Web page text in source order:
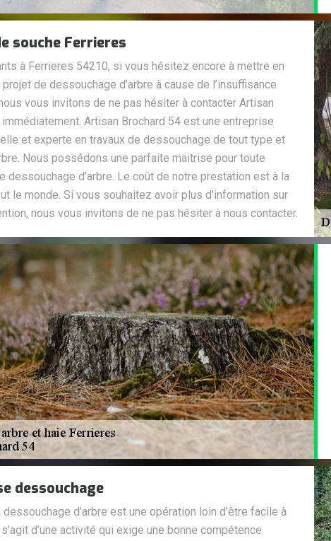
souche Ferrieres
à Ferrieres 54210, si vous hésitez encore à mettre en
de dessouchage d’arbre à cause de l’insuffisance
vous invitons de ne pas hésiter à contacter Artisan
immédiatement. Artisan Brochard 54 est une entreprise
et experte en travaux de dessouchage de tout type et
Nous possédons une parfaite maitrise pour toute
dessouchage d’arbre. Le coût de notre prestation est à la
le monde. Si vous souhaitez avoir plus d’information sur
nous vous invitons de ne pas hésiter à nous contacter.
dessouchage
dessouchage d’arbre est une opération loin d’être facile à
d’une activité qui exige une bonne compétence